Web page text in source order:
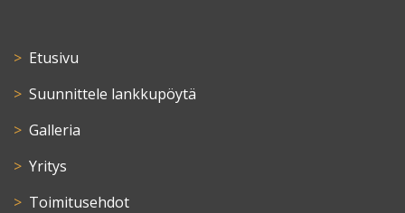
Etusivu
Suunnittele lankkupöytä
Galleria
Yritys
Toimitusehdot